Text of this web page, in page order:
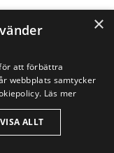
×
att förbättra
webbplats samtycker
Läs mer
ALLT